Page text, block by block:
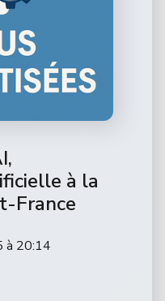
à la
France
à 20:14